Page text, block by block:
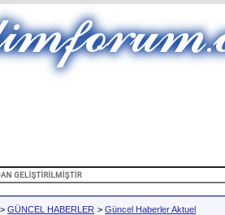
> GÜNCEL HABERLER > Güncel Haberler Aktuel